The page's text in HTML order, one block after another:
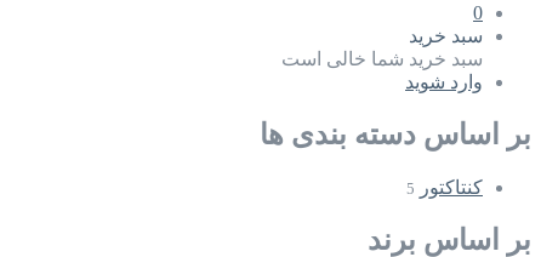
0
سبد خرید
سبد خرید شما خالی است
وارد شوید
بر اساس دسته بندی ها
کنتاکتور 5
بر اساس برند